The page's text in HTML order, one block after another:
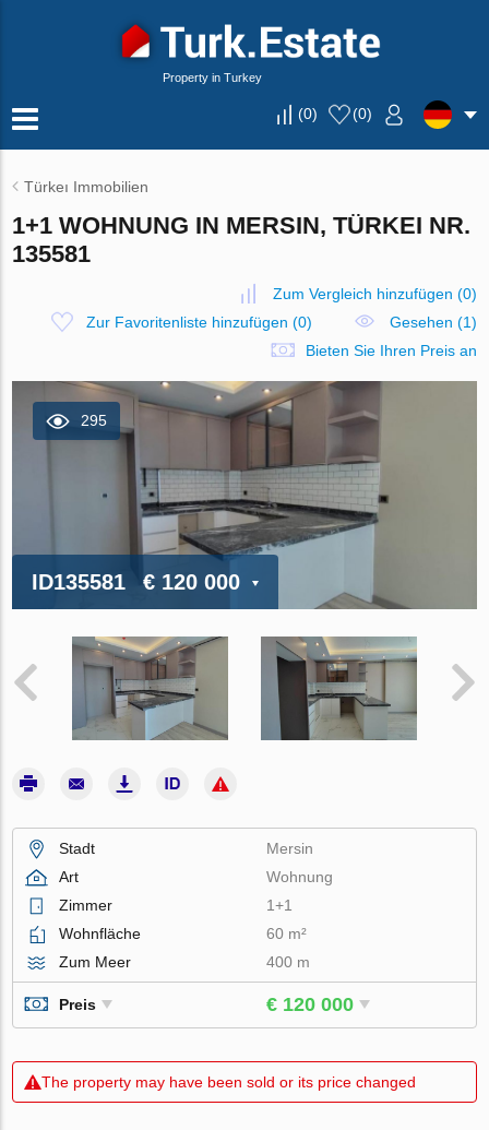
Property in Turkey
(0) (0)
Türkeı Immobilien
1+1 WOHNUNG IN MERSIN, TÜRKEI NR.
135581
Zum Vergleich hinzufügen (0)
Zur Favoritenliste hinzufügen (0)
Gesehen (1)
Bieten Sie Ihren Preis an
295
ID135581 € 120 000
Stadt
Mersin
Art
Wohnung
Zimmer
1+1
Wohnfläche
60 m²
Zum Meer
400 m
Preis € 120 000
The property may have been sold or its price changed